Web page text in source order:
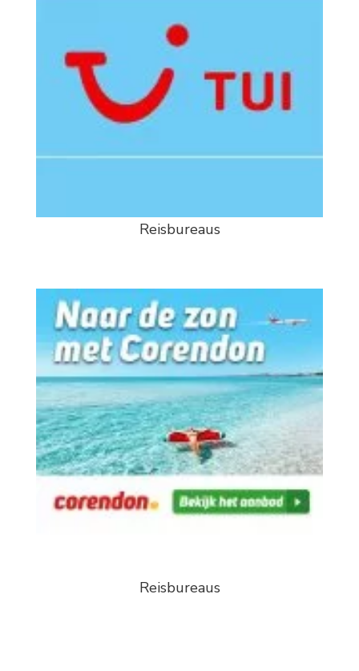
Reisbureaus
Reisbureaus